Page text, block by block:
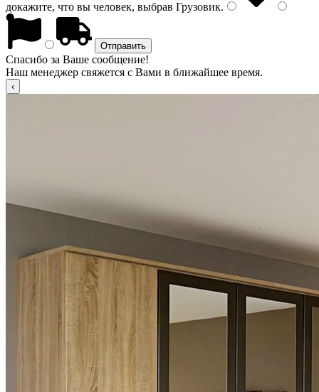
докажите, что вы человек, выбрав Грузовик.
Спасибо за Ваше сообщение!
Наш менеджер свяжется с Вами в ближайшее время.